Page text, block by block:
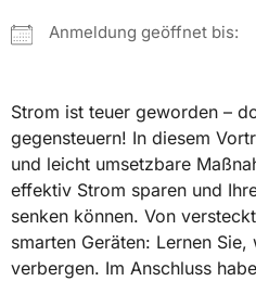
Anmeldung geöffnet bis:
Strom ist teuer geworden –
gegensteuern! In diesem
und leicht umsetzbare
effektiv Strom sparen und
senken können. Von
smarten Geräten: Lernen
verbergen. Im Anschluss